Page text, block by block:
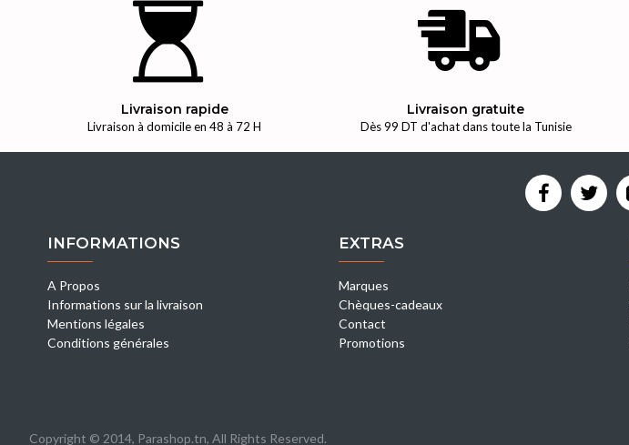
Livraison rapide
Livraison à domicile en 48 à 72 H
Livraison gratuite
Dès 99 DT d'achat dans toute la Tunisie
INFORMATIONS
A Propos
Informations sur la livraison
Mentions légales
Conditions générales
EXTRAS
Marques
Chèques-cadeaux
Contact
Promotions
Copyright © 2014, Parashop.tn, All Rights Reserved.